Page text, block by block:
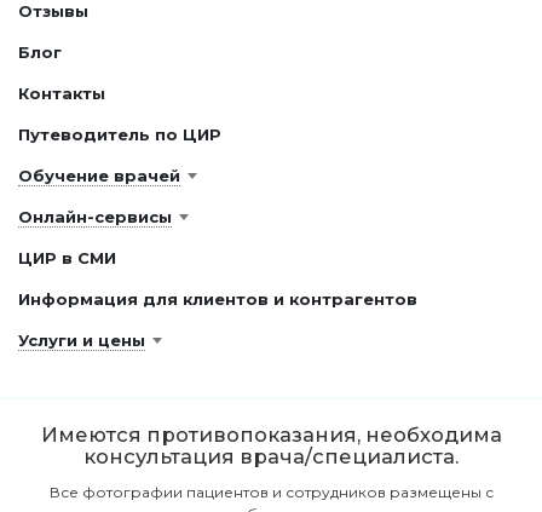
Отзывы
Блог
Контакты
Путеводитель по ЦИР
Обучение врачей
Онлайн-сервисы
ЦИР в СМИ
Информация для клиентов и контрагентов
Услуги и цены
Имеются противопоказания, необходима
консультация врача/специалиста.
Все фотографии пациентов и сотрудников размещены с